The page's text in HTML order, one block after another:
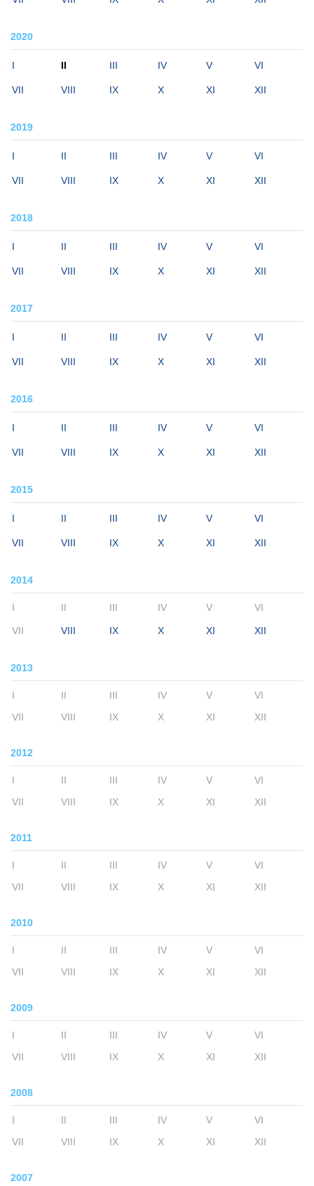
2020
I II III IV V VI
VII VIII IX X XI XII
2019
I II III IV V VI
VII VIII IX X XI XII
2018
I II III IV V VI
VII VIII IX X XI XII
2017
I II III IV V VI
VII VIII IX X XI XII
2016
I II III IV V VI
VII VIII IX X XI XII
2015
I II III IV V VI
VII VIII IX X XI XII
2014
I II III IV V VI
VII VIII IX X XI XII
2013
I II III IV V
VI
VII
VIII IX X XI XII
2012
I II III IV V
VI
VII
VIII IX X XI XII
2011
I II III IV V
VI
VII
VIII IX X XI XII
2010
I II III IV V
VI
VII
VIII IX X XI XII
2009
I II III IV V
VI
VII
VIII IX X XI XII
2008
I II III IV V
VI
VII
VIII IX X XI XII
2007